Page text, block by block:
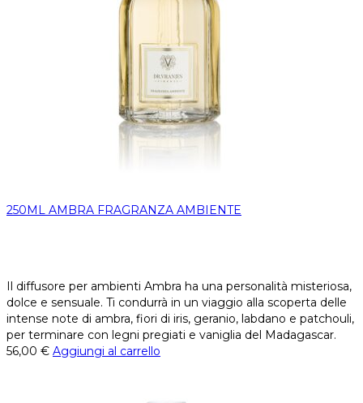
250ML AMBRA FRAGRANZA AMBIENTE
Il diffusore per ambienti Ambra ha una personalità misteriosa,
dolce e sensuale. Ti condurrà in un viaggio alla scoperta delle
intense note di ambra, fiori di iris, geranio, labdano e patchouli,
per terminare con legni pregiati e vaniglia del Madagascar.
56,00 € Aggiungi al carrello